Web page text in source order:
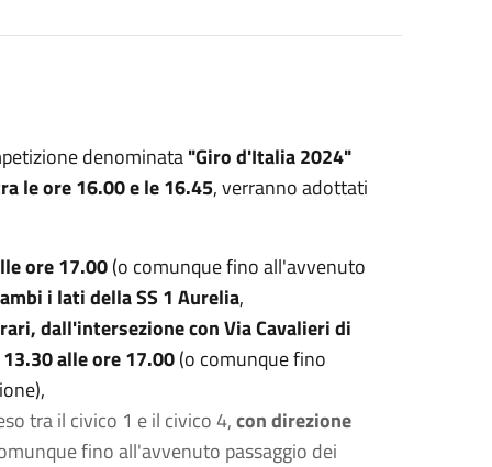
denominata"Giro d'Italia 2024"
le ore 16.00 e le 16.45, verranno adottati
ore 17.00(o comunque fino all'avvenuto
i lati della SS 1 Aurelia,
dall'intersezione con Via Cavalieri di
alle ore 17.00(o comunque fino
tra il civico 1 e il civico 4,con direzione
fino all'avvenuto passaggio dei